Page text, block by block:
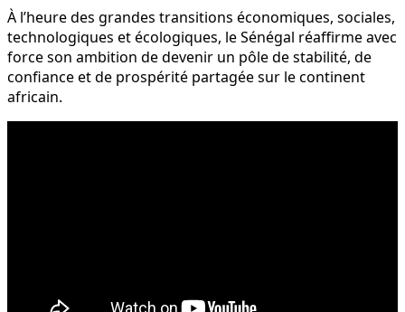
À l’heure des grandes transitions économiques, sociales,
technologiques et écologiques, le Sénégal réaffirme avec
force son ambition de devenir un pôle de stabilité, de
confiance et de prospérité partagée sur le continent
africain.